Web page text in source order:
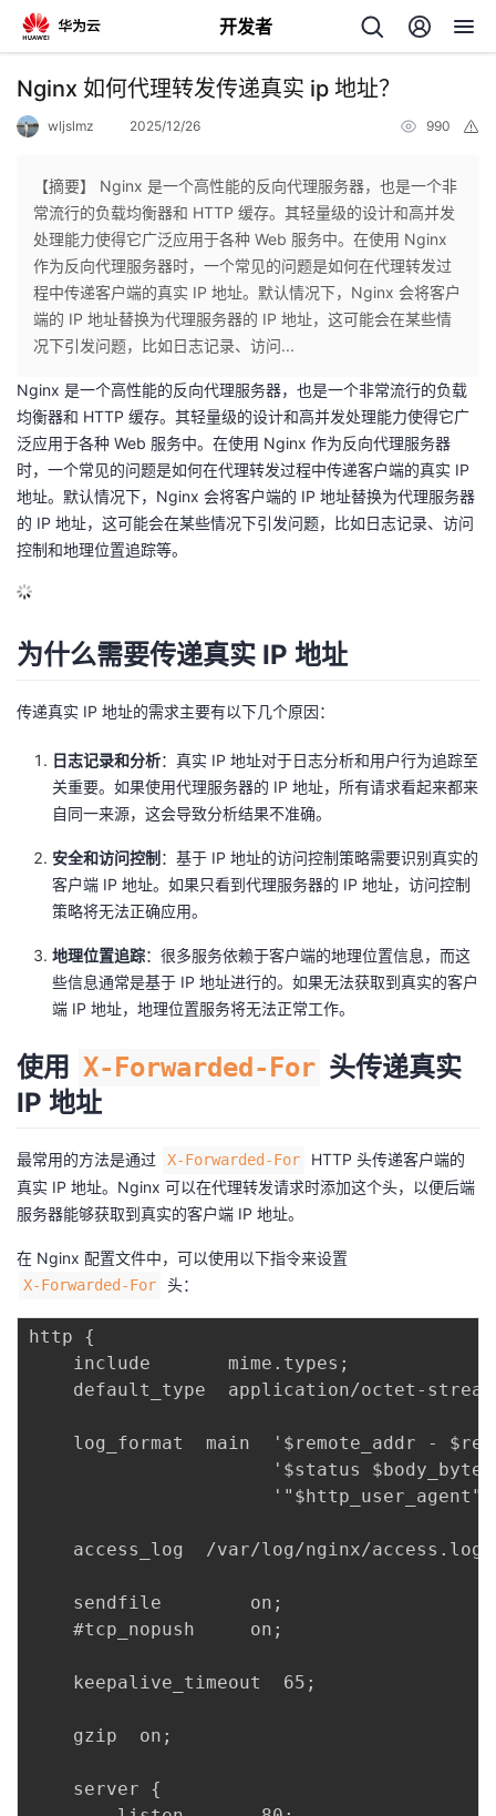
开发者
返
回
个
人
页
我
开
发
者
的
客
我
论
坛
的
圈
子
我
的
直
播
我
的
活
动
我
的
关
注
的
开
发
者
学
我
的
课
程
我
的
认
证
我
的
实
验
我
的
收
藏
我
的
Programs
我
的
支
持
技
术
支
持
的
云
声
建
议
Nginx 如何代理转发传递真实 ip 地址？
wljslmz 2025/12/26 990
【摘要】 Nginx 是一个高性能的反向代理服务器，也是一个非
常流行的负载均衡器和 HTTP 缓存。其轻量级的设计和高并发
处理能力使得它广泛应用于各种 Web 服务中。在使用 Nginx
作为反向代理服务器时，一个常见的问题是如何在代理转发过
程中传递客户端的真实 IP 地址。默认情况下，Nginx 会将客户
端的 IP 地址替换为代理服务器的 IP 地址，这可能会在某些情
况下引发问题，比如日志记录、访问...
Nginx 是一个高性能的反向代理服务器，也是一个非常流行的负载
均衡器和 HTTP 缓存。其轻量级的设计和高并发处理能力使得它广
泛应用于各种 Web 服务中。在使用 Nginx 作为反向代理服务器
时，一个常见的问题是如何在代理转发过程中传递客户端的真实 IP
地址。默认情况下，Nginx 会将客户端的 IP 地址替换为代理服务器
的 IP 地址，这可能会在某些情况下引发问题，比如日志记录、访问
控制和地理位置追踪等。
为什么需要传递真实 IP 地址
传递真实 IP 地址的需求主要有以下几个原因：
日志记录和分析：真实 IP 地址对于日志分析和用户行为追踪至
关重要。如果使用代理服务器的 IP 地址，所有请求看起来都来
自同一来源，这会导致分析结果不准确。
安全和访问控制 ：基于 IP 地址的访问控制策略需要识别真实的
客户端 IP 地址。如果只看到代理服务器的 IP 地址，访问控制
策略将无法正确应用。
地理位置追踪：很多服务依赖于客户端的地理位置信息，而这
些信息通常是基于 IP 地址进行的。如果无法获取到真实的客户
端 IP 地址，地理位置服务将无法正常工作。
使用 X-Forwarded-For 头传递真实
IP 地址
最常用的方法是通过 X-Forwarded-For
HTTP 头传递客户端的
真实 IP 地址。Nginx 可以在代理转发请求时添加这个头，以便后端
服务器能够获取到真实的客户端 IP 地址。
在 Nginx 配置文件中，可以使用以下指令来设置
X-Forwarded-For 头：
http {
    include       mime.types;
default_type  application/octet-
log_format  main  '$remote_addr -
'$status
'"$http_user_agent"
access_log  /var/log/nginx/access.log
    sendfile        on;
    #tcp_nopush     on;
    keepalive_timeout  65;
    gzip  on;
    server {